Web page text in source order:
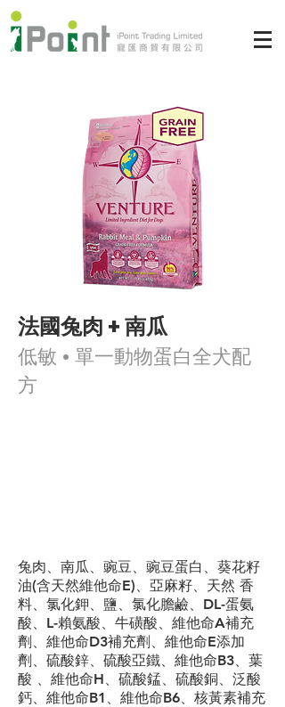
法國兔肉 + 南瓜
低敏 • 單一動物蛋白全犬配
方
兔肉、南瓜、豌豆、豌豆蛋白、葵花籽
油(含天然維他命E)、亞麻籽、天然 香
料、氯化鉀、鹽、氯化膽鹼、DL-蛋氨
酸、L-賴氨酸、牛磺酸、維他命A補充
劑、維他命D3補充劑、維他命E添加
劑、硫酸鋅、硫酸亞鐵、維他命B3、葉
酸 、維他命H、硫酸錳、硫酸銅、泛酸
鈣、維他命B1、維他命B6、核黃素補充